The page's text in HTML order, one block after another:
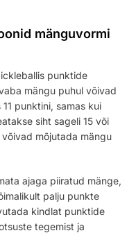
mänguvormi
punktide
mängu puhul võivad
punktini, samas kui
siht sageli 15 või
mõjutada mängu
ajaga piiratud mänge,
palju punkte
kindlat punktide
tegemist ja